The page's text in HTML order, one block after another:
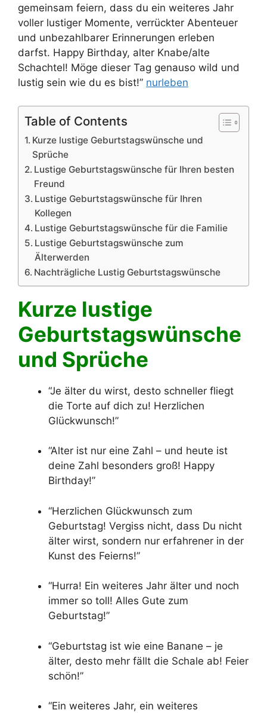
gemeinsam feiern, dass du ein weiteres Jahr
voller lustiger Momente, verrückter Abenteuer
und unbezahlbarer Erinnerungen erleben
darfst. Happy Birthday, alter Knabe/alte
Schachtel! Möge dieser Tag genauso wild und
lustig sein wie du es bist!” nurleben
Table of Contents
Kurze lustige Geburtstagswünsche und
Sprüche
Lustige Geburtstagswünsche für Ihren besten
Freund
Lustige Geburtstagswünsche für Ihren
Kollegen
Lustige Geburtstagswünsche für die Familie
Lustige Geburtstagswünsche zum
Älterwerden
Nachträgliche Lustig Geburtstagswünsche
Kurze lustige
Geburtstagswünsche
und Sprüche
“Je älter du wirst, desto schneller fliegt
die Torte auf dich zu! Herzlichen
Glückwunsch!”
“Alter ist nur eine Zahl – und heute ist
deine Zahl besonders groß! Happy
Birthday!”
“Herzlichen Glückwunsch zum
Geburtstag! Vergiss nicht, dass Du nicht
älter wirst, sondern nur erfahrener in der
Kunst des Feierns!”
“Hurra! Ein weiteres Jahr älter und noch
immer so toll! Alles Gute zum
Geburtstag!”
“Geburtstag ist wie eine Banane – je
älter, desto mehr fällt die Schale ab! Feier
schön!”
“Ein weiteres Jahr, ein weiteres